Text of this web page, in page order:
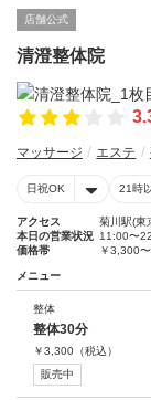
店舗公式
清澄整体院
マッサージ エステ
日祝OK 21時
アクセス
菊川駅(東
本日の営業状況 11:00〜
価格帯
￥3,300
メニュー
整体
整体30分
￥3,300 （税込）
販売中